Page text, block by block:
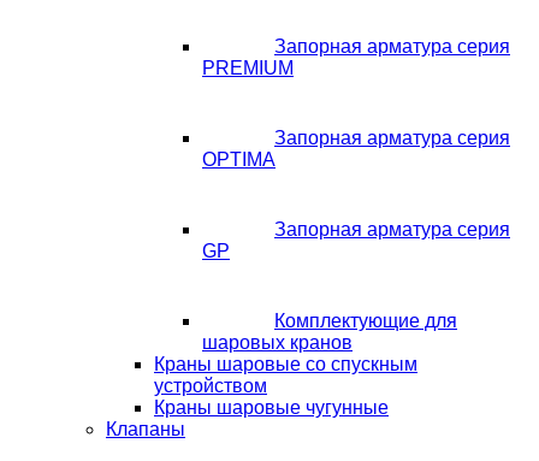
Запорная арматура серия
PREMIUM
Запорная арматура серия
OPTIMA
Запорная арматура серия
GP
Комплектующие для
шаровых кранов
Краны шаровые со спускным
устройством
Краны шаровые чугунные
Клапаны